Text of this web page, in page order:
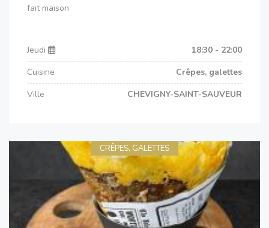
fait maison
Jeudi
18:30 - 22:00
Cuisine
Crêpes, galettes
Ville
CHEVIGNY-SAINT-SAUVEUR
CRÊPES, GALETTES